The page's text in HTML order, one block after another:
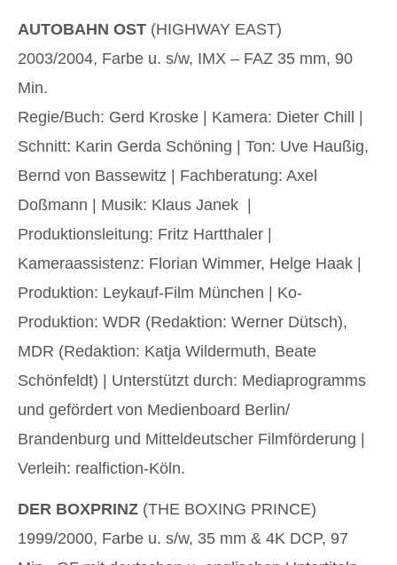
AUTOBAHN OST (HIGHWAY EAST)
2003/2004, Farbe u. s/w, IMX – FAZ 35 mm, 90
Min.
Regie/Buch: Gerd Kroske | Kamera: Dieter Chill |
Schnitt: Karin Gerda Schöning | Ton: Uve Haußig,
Bernd von Bassewitz | Fachberatung: Axel
Doßmann | Musik: Klaus Janek |
Produktionsleitung: Fritz Hartthaler |
Kameraassistenz: Florian Wimmer, Helge Haak |
Produktion: Leykauf-Film München | Ko-
Produktion: WDR (Redaktion: Werner Dütsch),
MDR (Redaktion: Katja Wildermuth, Beate
Schönfeldt) | Unterstützt durch: Mediaprogramms
und gefördert von Medienboard Berlin/
Brandenburg und Mitteldeutscher Filmförderung |
Verleih: realfiction-Köln.
DER BOXPRINZ (THE BOXING PRINCE)
1999/2000, Farbe u. s/w, 35 mm & 4K DCP, 97